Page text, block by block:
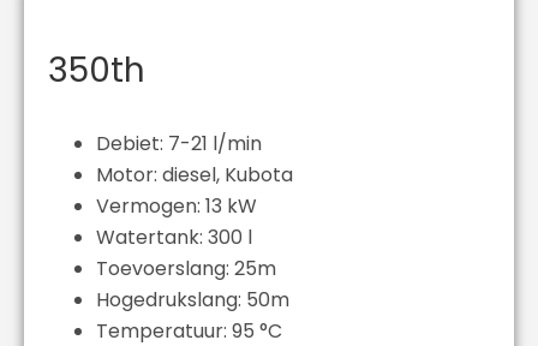
350th
Debiet: 7-21 l/min
Motor: diesel, Kubota
Vermogen: 13 kW
Watertank: 300 l
Toevoerslang: 25m
Hogedrukslang: 50m
Temperatuur: 95 °C